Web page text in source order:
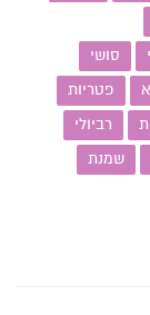
סושי
פטריות
רביולי
שמנת